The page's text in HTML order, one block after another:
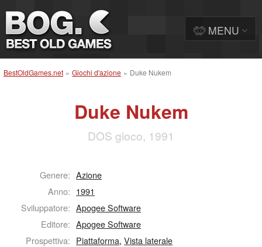
BestOldGames.net » Giochi d'azione » Duke Nukem
Duke Nukem
DOS gioco, 1991
Genere: Azione
Anno: 1991
Sviluppatore: Apogee Software
Editore: Apogee Software
Prospettiva: Piattaforma,Vista laterale
MENU